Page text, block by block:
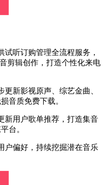
听订购管理全流程服务，
剪辑创作，打造个性化来电
新影视原声、综艺金曲、
音质免费下载。
新用户歌单推荐，打造集音
台。
户偏好，持续挖掘潜在音乐